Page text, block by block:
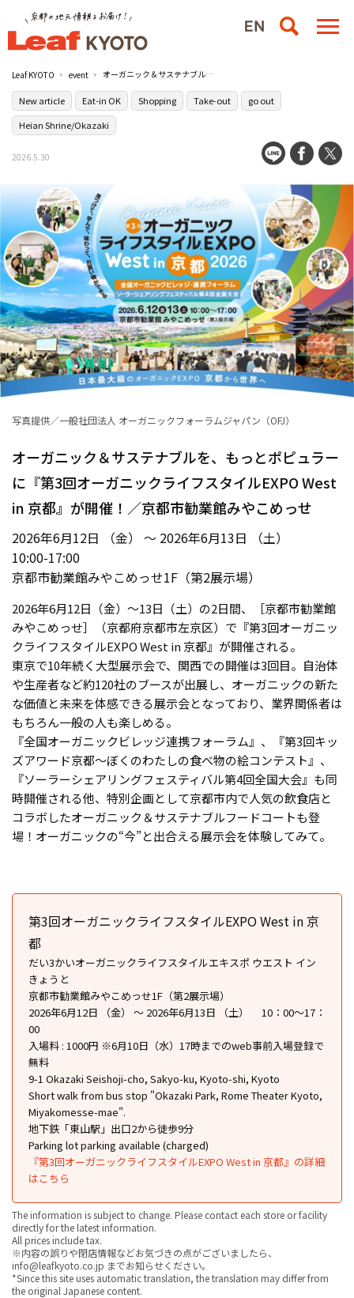
Leaf KYOTO event オーガニック＆サステナブルを、もっとポピュラーに『第3回オーガニックライフスタイルEXPO West in 京都』が開催！／京都市勧業館みやこめっせ
New article Eat-in OK Shopping Take-out
go out
Heian Shrine/Okazaki
2026.5.30
写真提供／一般社団法人 オーガニックフォーラムジャパン（OFJ）
オーガニック＆サステナブルを、もっとポピュラー
に『第3回オーガニックライフスタイルEXPO West
in 京都』が開催！／京都市勧業館みやこめっせ
2026年6月12日 （金） ～ 2026年6月13日 （土）
10:00-17:00
京都市勧業館みやこめっせ1F（第2展示場）
2026年6月12日（金）〜13日（土）の2日間、［京都市勧業館
みやこめっせ］（京都府京都市左京区）で『第3回オーガニッ
クライフスタイルEXPO West in 京都』が開催される。
東京で10年続く大型展示会で、関西での開催は3回目。自治体
や生産者など約120社のブースが出展し、オーガニックの新た
な価値と未来を体感できる展示会となっており、業界関係者は
もちろん一般の人も楽しめる。
『全国オーガニックビレッジ連携フォーラム』、『第3回キッ
ズアワード京都～ぼくのわたしの食べ物の絵コンテスト』、
『ソーラーシェアリングフェスティバル第4回全国大会』も同
時開催される他、特別企画として京都市内で人気の飲食店と
コラボしたオーガニック＆サステナブルフードコートも登
場！オーガニックの“今”と出合える展示会を体験してみて。
第3回オーガニックライフスタイルEXPO West in 京
都
だい3かいオーガニックライフスタイルエキスポ ウエスト イン
きょうと
京都市勧業館みやこめっせ1F（第2展示場）
2026年6月12日 （金） ～ 2026年6月13日 （土） 10：00～17：
00
入場料 : 1000円 ※6月10日（水）17時までのweb事前入場登録で
無料
9-1 Okazaki Seishoji-cho, Sakyo-ku, Kyoto-shi, Kyoto
Short walk from bus stop "Okazaki Park, Rome Theater Kyoto,
Miyakomesse-mae".
地下鉄「東山駅」出口2から徒歩9分
Parking lot parking available (charged)
『第3回オーガニックライフスタイルEXPO West in 京都』の詳細
はこちら
The information is subject to change. Please contact each store or facility
directly for the latest information.
All prices include tax.
※内容の誤りや閉店情報などお気づきの点がございましたら、
info@leafkyoto.co.jp までお知らせください。
*Since this site uses automatic translation, the translation may differ from
the original Japanese content.